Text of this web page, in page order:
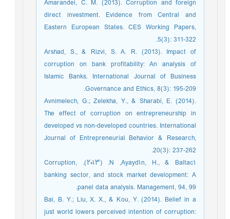
Amarandei, C. M. (2013). Corruption and foreign
direct investment. Evidence from Central and
Eastern European States. CES Working Papers,
5(3): 311-322.
Arshad, S., & Rizvi, S. A. R. (2013). Impact of
corruption on bank profitability: An analysis of
Islamic Banks. International Journal of Business
Governance and Ethics, 8(3): 195-209.
Avnimelech, G.; Zelekha, Y., & Sharabi, E. (2014).
The effect of corruption on entrepreneurship in
developed vs non-developed countries. International
Journal of Entrepreneurial Behavior & Research,
20(3): 237-262.
Ayayd١n, H., & Baltac١, N. (٢٠١٣). Corruption,
banking sector, and stock market development: A
panel data analysis. Management, 94, 99.
Bai, B. Y.; Liu, X. X., & Kou, Y. (2014). Belief in a
just world lowers perceived intention of corruption: